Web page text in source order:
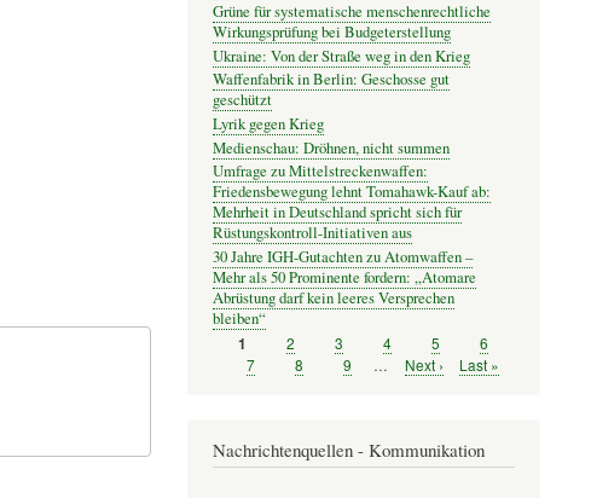
Grüne für systematische menschenrechtliche
Wirkungsprüfung bei Budgeterstellung
Ukraine: Von der Straße weg in den Krieg
Waffenfabrik in Berlin: Geschosse gut
geschützt
Lyrik gegen Krieg
Medienschau: Dröhnen, nicht summen
Umfrage zu Mittelstreckenwaffen:
Friedensbewegung lehnt Tomahawk-Kauf ab:
Mehrheit in Deutschland spricht sich für
Rüstungskontroll-Initiativen aus
30 Jahre IGH-Gutachten zu Atomwaffen –
Mehr als 50 Prominente fordern: „Atomare
Abrüstung darf kein leeres Versprechen
bleiben“
Seitennummerierung
Seite
1 Seite
2 Seite
3 Seite
4 Seite
5 Seite
6
Seite
7 Seite
8 Seite
9 …
Nächste
Next ›
Letzte
Last »
Nachrichtenquellen - Kommunikation